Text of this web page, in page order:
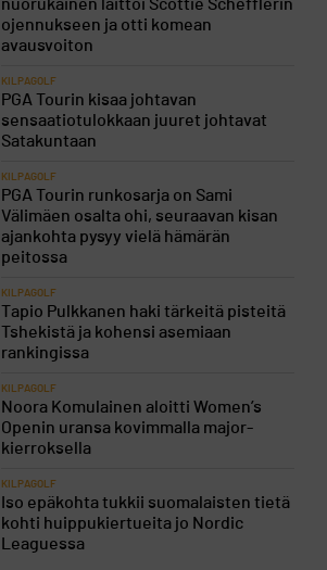
nuorukainen laittoi Scottie Schefflerin
ojennukseen ja otti komean
avausvoiton
KILPAGOLF
PGA Tourin kisaa johtavan
sensaatiotulokkaan juuret johtavat
Satakuntaan
KILPAGOLF
PGA Tourin runkosarja on Sami
Välimäen osalta ohi, seuraavan kisan
ajankohta pysyy vielä hämärän
peitossa
KILPAGOLF
Tapio Pulkkanen haki tärkeitä pisteitä
Tshekistä ja kohensi asemiaan
rankingissa
KILPAGOLF
Noora Komulainen aloitti Women’s
Openin uransa kovimmalla major-
kierroksella
KILPAGOLF
Iso epäkohta tukkii suomalaisten tietä
kohti huippukiertueita jo Nordic
Leaguessa